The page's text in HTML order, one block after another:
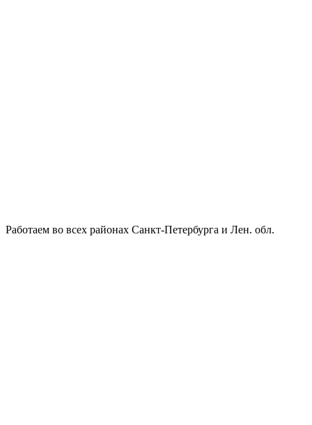
Работаем во всех районах Санкт-Петербурга и Лен. обл.